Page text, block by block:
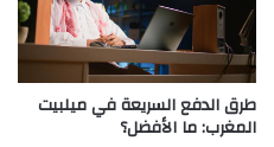
طرق الدفع السريعة في ميلبيت
المغرب: ما الأفضل؟